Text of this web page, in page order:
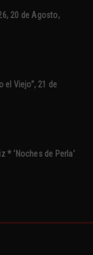
20 de Agosto,
el Viejo”, 21 de
* ‘Noches de Perla’